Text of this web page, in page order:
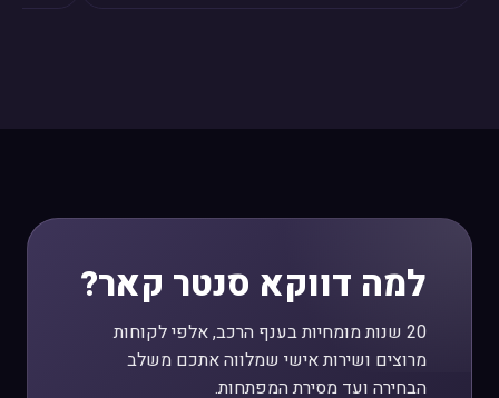
למה דווקא סנטר קאר?
20 שנות מומחיות בענף הרכב, אלפי לקוחות
מרוצים ושירות אישי שמלווה אתכם משלב
הבחירה ועד מסירת המפתחות.